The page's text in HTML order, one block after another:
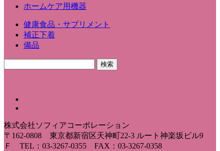
ホームケア用機器
健康食品・サプリメント
補正下着
備品
株式会社ソフィアコーポレーション
〒162-0808 東京都新宿区天神町22-3 ルート神楽坂ビル9
Ｆ TEL：03-3267-0355 FAX：03-3267-0358